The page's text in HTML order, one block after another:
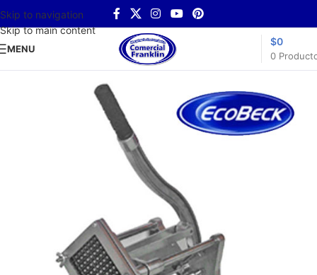
Skip to navigation
Skip to main content
MENU
0
$0